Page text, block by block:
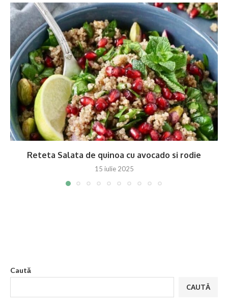
Reteta Salata de quinoa cu avocado si rodie
15 iulie 2025
Caută
CAUTĂ